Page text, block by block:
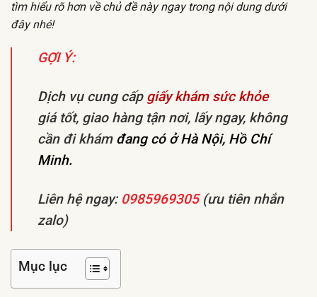
tìm hiểu rõ hơn về chủ đề này ngay trong nội dung dưới
đây nhé!
GỢI Ý:
Dịch vụ cung cấp giấy khám sức khỏe
giá tốt, giao hàng tận nơi, lấy ngay, không
cần đi khám đang có ở Hà Nội, Hồ Chí
Minh.
Liên hệ ngay: 0985969305(ưu tiên nhắn
zalo)
Mục lục